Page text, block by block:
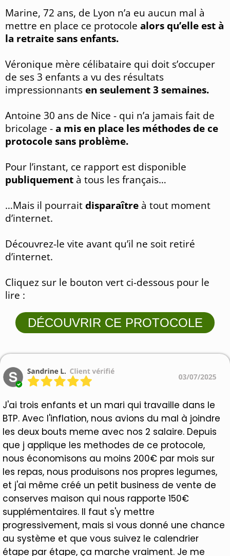
Marine, 72 ans, de Lyon n’a eu aucun mal à
mettre en place ce protocole alors qu’elle est à
la retraite sans enfants.
Véronique mère célibataire qui doit s’occuper
de ses 3 enfants a vu des résultats
impressionnants en seulement 3 semaines.
Antoine 30 ans de Nice - qui n’a jamais fait de
bricolage -a mis en place les méthodes de ce
protocole sans problème.
Pour l’instant, ce rapport est disponible
publiquement à tous les français…
…Mais il pourraitdisparaître à tout moment
d’internet.
Découvrez-le vite avant qu’il ne soit retiré
d’internet.
Cliquez sur le bouton vert ci-dessous pour le
lire :
DÉCOUVRIR CE PROTOCOLE
J'ai trois enfants et un mari qui travaille dans le
BTP. Avec l'inflation, nous avions du mal à joindre
les deux bouts meme avec nos 2 salaire. Depuis
que j applique les methodes de ce protocole,
nous économisons au moins 200€ par mois sur
les repas, nous produisons nos propres legumes,
et j'ai même créé un petit business de vente de
conserves maison qui nous rapporte 150€
supplémentaires. Il faut s'y mettre
progressivement, mais si vous donné une chance
au système et que vous suivez le calendrier
étape par étape, ça marche vraiment. Je me